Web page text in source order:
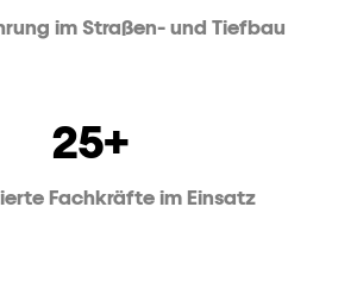
im Straßen- und Tiefbau
25+
Fachkräfte im Einsatz